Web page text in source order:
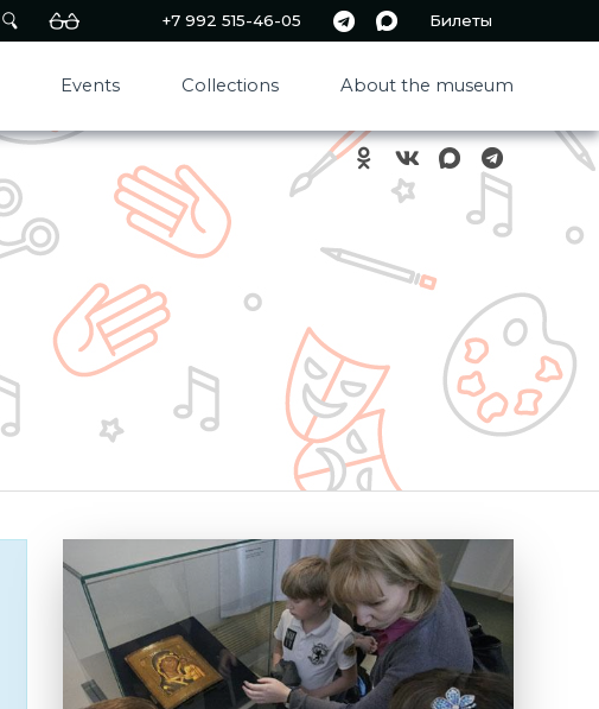
+7 992 515-46-05 Билеты
Events Collections About the museum